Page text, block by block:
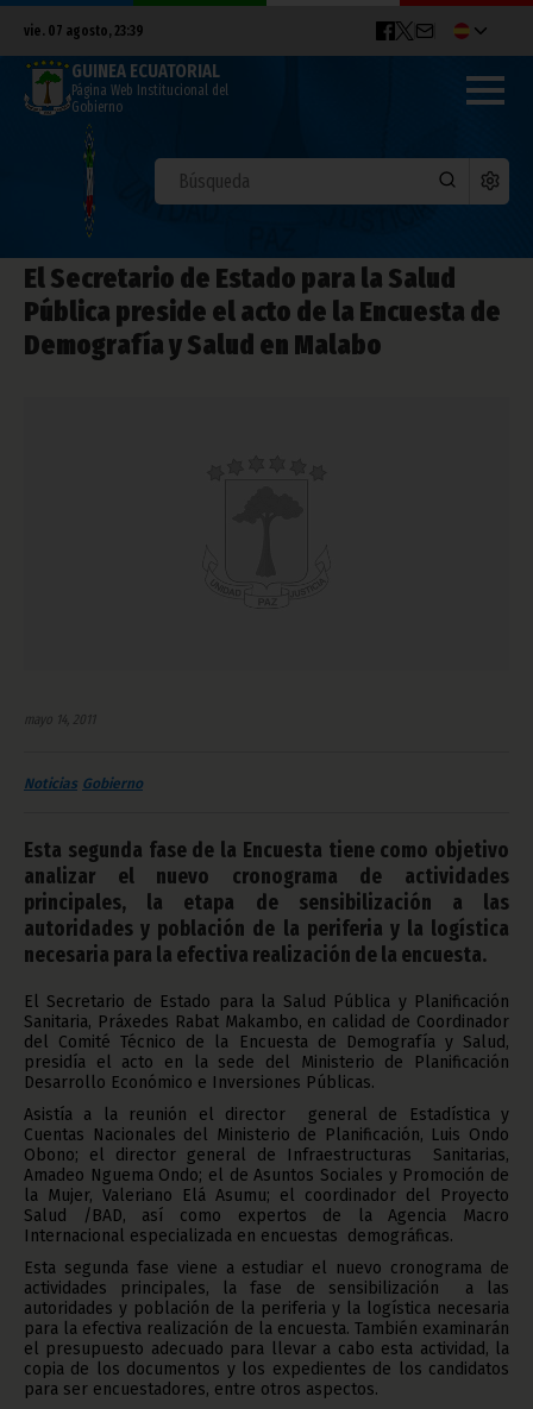
vie. 07 agosto, 23:39
GUINEA ECUATORIAL
Página Web Institucional del
Gobierno
El Secretario de Estado para la Salud
Pública preside el acto de la Encuesta de
Demografía y Salud en Malabo
mayo 14, 2011
Noticias Gobierno
Esta segunda fase de la Encuesta tiene como objetivo
analizar el nuevo cronograma de actividades
principales, la etapa de sensibilización a las
autoridades y población de la periferia y la logística
necesaria para la efectiva realización de la encuesta.
El Secretario de Estado para la Salud Pública y Planificación
Sanitaria, Práxedes Rabat Makambo, en calidad de Coordinador
del Comité Técnico de la Encuesta de Demografía y Salud,
presidía el acto en la sede del Ministerio de Planificación
Desarrollo Económico e Inversiones Públicas.
Asistía a la reunión el director general de Estadística y
Cuentas Nacionales del Ministerio de Planificación, Luis Ondo
Obono; el director general de Infraestructuras Sanitarias,
Amadeo Nguema Ondo; el de Asuntos Sociales y Promoción de
la Mujer, Valeriano Elá Asumu; el coordinador del Proyecto
Salud /BAD, así como expertos de la Agencia Macro
Internacional especializada en encuestas demográficas.
Esta segunda fase viene a estudiar el nuevo cronograma de
actividades principales, la fase de sensibilización a las
autoridades y población de la periferia y la logística necesaria
para la efectiva realización de la encuesta. También examinarán
el presupuesto adecuado para llevar a cabo esta actividad, la
copia de los documentos y los expedientes de los candidatos
para ser encuestadores, entre otros aspectos.